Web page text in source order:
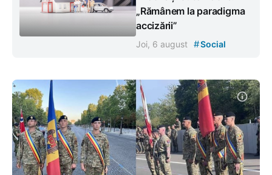
„Rămânem la paradigma
accizării”
Joi, 6 august #Social